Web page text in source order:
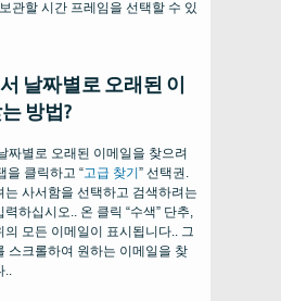
관할 시간 프레임을 선택할 수 있
날짜별로 오래된 이
방법?
짜별로 오래된 이메일을 찾으려
을 클릭하고 “고급 찾기” 선택권.
는 사서함을 선택하고 검색하려는
하십시오.. 온 클릭 “수색” 단추,
의 모든 이메일이 표시됩니다.. 그
스크롤하여 원하는 이메일을 찾